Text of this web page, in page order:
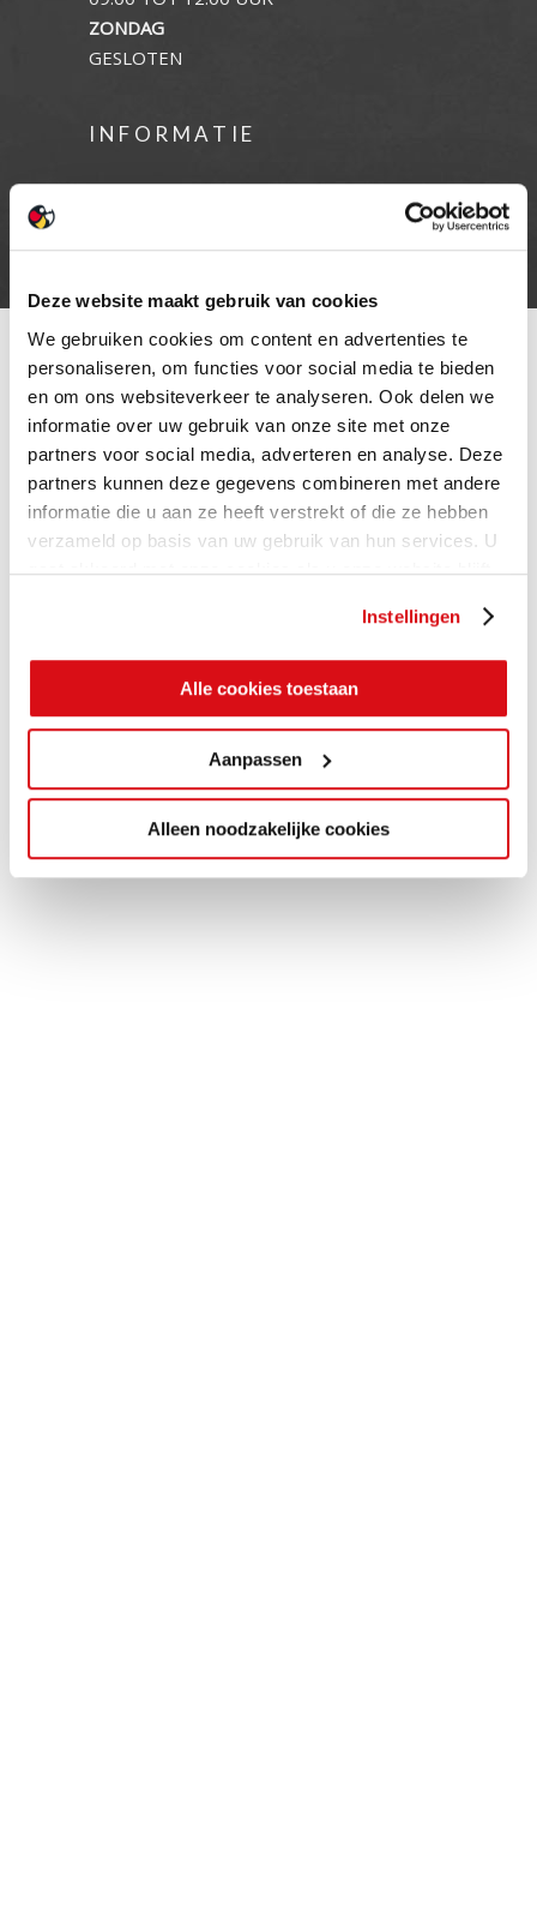
Deze website maakt gebruik van cookies
We gebruiken cookies om content en advertenties te
personaliseren, om functies voor social media te bieden
en om ons websiteverkeer te analyseren. Ook delen we
informatie over uw gebruik van onze site met onze
partners voor social media, adverteren en analyse. Deze
partners kunnen deze gegevens combineren met andere
informatie die u aan ze heeft verstrekt of die ze hebben
verzameld op basis van uw gebruik van hun services. U
gaat akkoord met onze cookies als u onze website blijft
Instellingen
Alle cookies toestaan
Aanpassen
Alleen noodzakelijke cookies
ZONDAG
GESLOTEN
INFORMATIE
Privacy verklaring
Contact